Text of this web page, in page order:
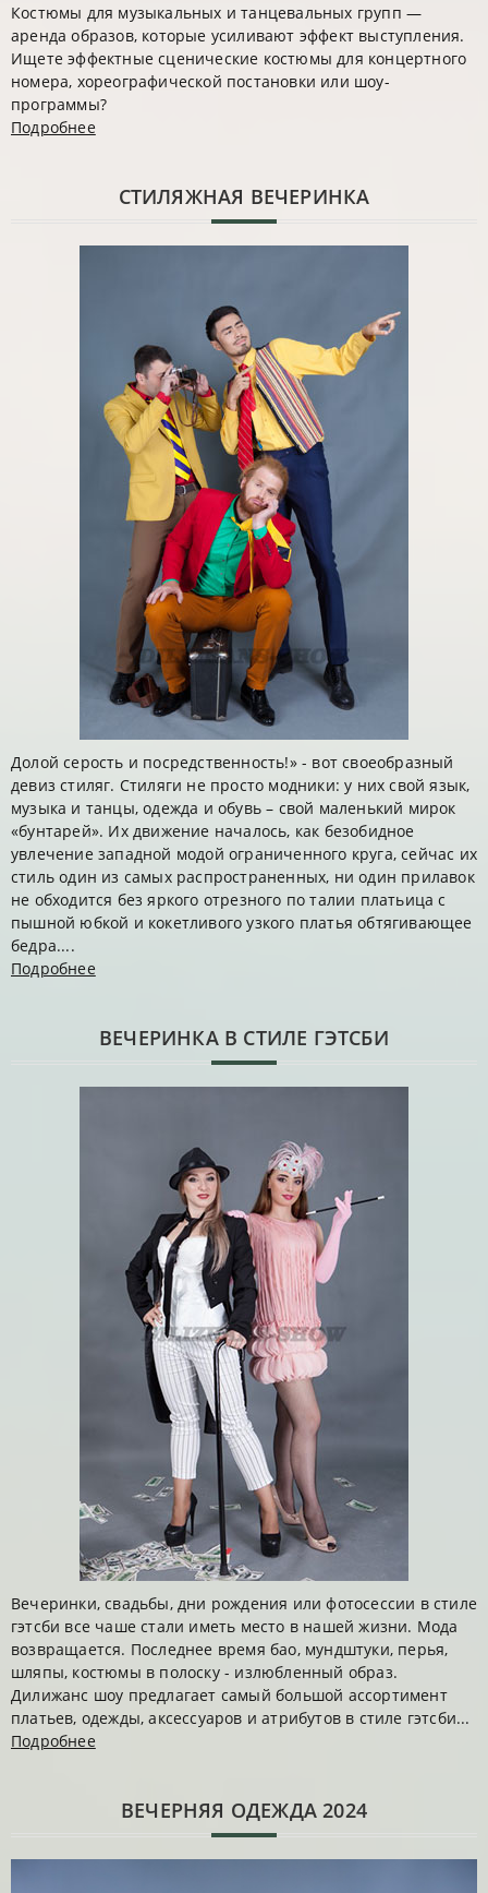
Костюмы для музыкальных и танцевальных групп —
аренда образов, которые усиливают эффект выступления.
Ищете эффектные сценические костюмы для концертного
номера, хореографической постановки или шоу-
программы?
Подробнее
CТИЛЯЖНАЯ ВЕЧЕРИНКА
Долой серость и посредственность!» - вот своеобразный
девиз стиляг. Стиляги не просто модники: у них свой язык,
музыка и танцы, одежда и обувь – свой маленький мирок
«бунтарей». Их движение началось, как безобидное
увлечение западной модой ограниченного круга, сейчас их
стиль один из самых распространенных, ни один прилавок
не обходится без яркого отрезного по талии платьица с
пышной юбкой и кокетливого узкого платья обтягивающее
бедра....
Подробнее
ВЕЧЕРИНКА В СТИЛЕ ГЭТСБИ
Вечеринки, свадьбы, дни рождения или фотосессии в стиле
гэтсби все чаше стали иметь место в нашей жизни. Мода
возвращается. Последнее время бао, мундштуки, перья,
шляпы, костюмы в полоску - излюбленный образ.
Дилижанс шоу предлагает самый большой ассортимент
платьев, одежды, аксессуаров и атрибутов в стиле гэтсби...
Подробнее
ВЕЧЕРНЯЯ ОДЕЖДА 2024